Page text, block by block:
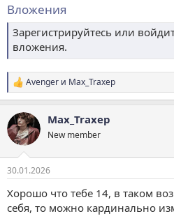
Вложения
Зарегистрируйтесь или
вложения.
Р
е
к
ц
и
Avenger и Max_Traxep
Max_Traxep
New member
30.01.2026
Хорошо что тебе 14, в таком
себя, то можно кардинально